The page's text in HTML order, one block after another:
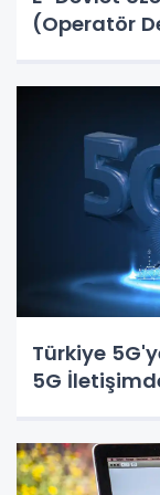
(Operatör
Türkiye
5G